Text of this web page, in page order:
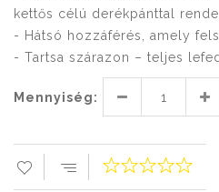
kettős célú derékpánttal
- Hátsó hozzáférés, amely
- Tartsa szárazon – teljes
Mennyiség: